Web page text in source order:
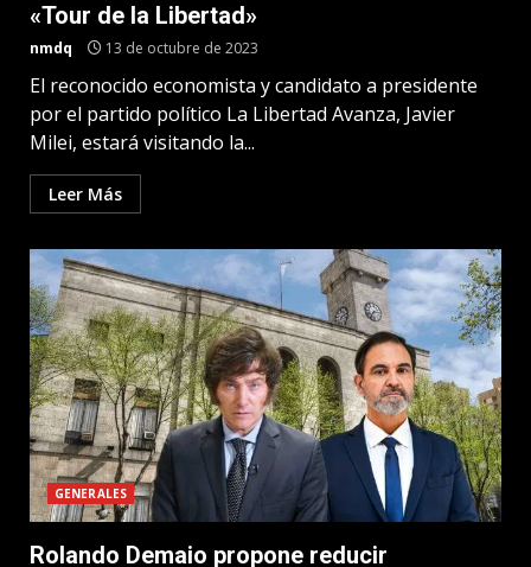
«Tour de la Libertad»
nmdq 13 de octubre de 2023
El reconocido economista y candidato a presidente
por el partido político La Libertad Avanza, Javier
Milei, estará visitando la...
Leer Más
GENERALES
Rolando Demaio propone reducir